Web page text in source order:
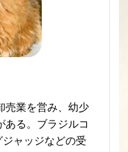
売業を営み、幼少
ある。ブラジルコ
ャッジなどの受